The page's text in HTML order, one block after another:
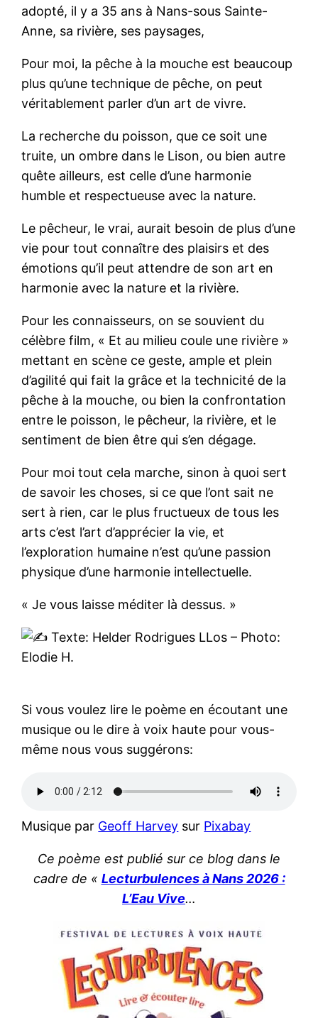
adopté, il y a 35 ans à Nans-sous Sainte-
Anne, sa rivière, ses paysages,
Pour moi, la pêche à la mouche est beaucoup
plus qu’une technique de pêche, on peut
véritablement parler d’un art de vivre.
La recherche du poisson, que ce soit une
truite, un ombre dans le Lison, ou bien autre
quête ailleurs, est celle d’une harmonie
humble et respectueuse avec la nature.
Le pêcheur, le vrai, aurait besoin de plus d’une
vie pour tout connaître des plaisirs et des
émotions qu’il peut attendre de son art en
harmonie avec la nature et la rivière.
Pour les connaisseurs, on se souvient du
célèbre film, « Et au milieu coule une rivière »
mettant en scène ce geste, ample et plein
d’agilité qui fait la grâce et la technicité de la
pêche à la mouche, ou bien la confrontation
entre le poisson, le pêcheur, la rivière, et le
sentiment de bien être qui s’en dégage.
Pour moi tout cela marche, sinon à quoi sert
de savoir les choses, si ce que l’ont sait ne
sert à rien, car le plus fructueux de tous les
arts c’est l’art d’apprécier la vie, et
l’exploration humaine n’est qu’une passion
physique d’une harmonie intellectuelle.
« Je vous laisse méditer là dessus. »
Texte: Helder Rodrigues LLos – Photo:
Elodie H.
Si vous voulez lire le poème en écoutant une
musique ou le dire à voix haute pour vous-
même nous vous suggérons:
Musique par Geoff Harvey sur Pixabay
Ce poème est publié sur ce blog dans le
cadre de « Lecturbulences à Nans 2026 :
L’Eau Vive…